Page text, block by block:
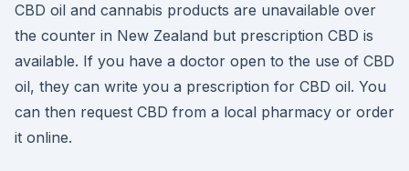
CBD oil and cannabis products are unavailable over
the counter in New Zealand but prescription CBD is
available. If you have a doctor open to the use of CBD
oil, they can write you a prescription for CBD oil. You
can then request CBD from a local pharmacy or order
it online.